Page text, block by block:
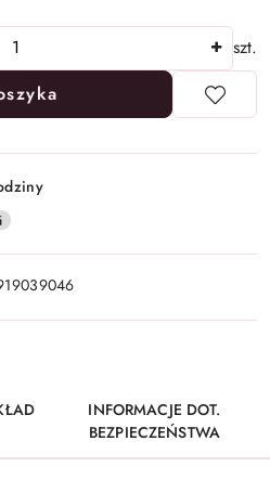
szt.
INFORMACJE DOT.
BEZPIECZEŃSTWA